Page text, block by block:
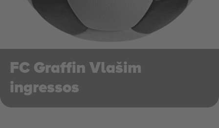
FC Graffin Vlašim
ingressos